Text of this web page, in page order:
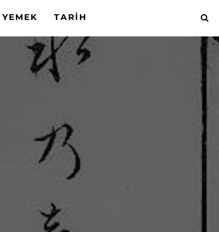
YEMEK TARIH